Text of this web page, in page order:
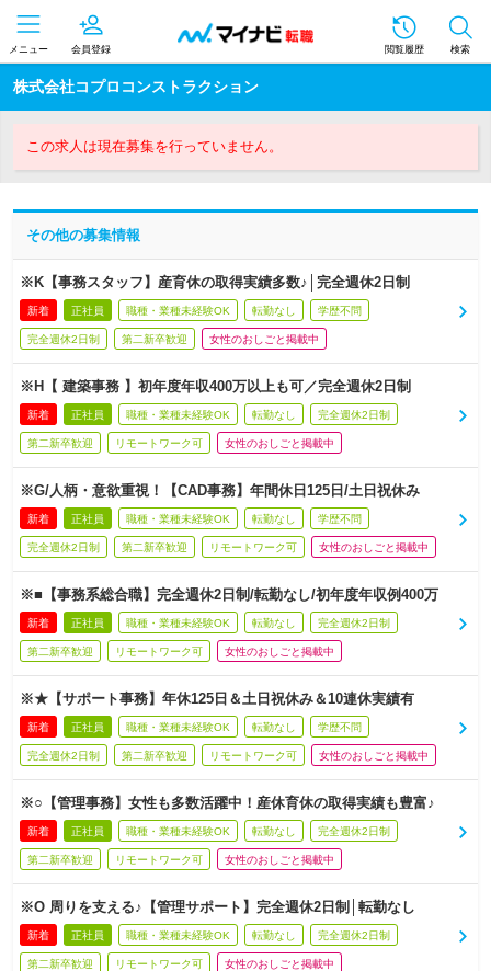
メニュー 会員登録 閲覧履歴 検索
株式会社コプロコンストラクション
この求人は現在募集を行っていません。
その他の募集情報
※K【事務スタッフ】産育休の取得実績多数♪│完全週休2日制
新着 正社員 職種・業種未経験OK 転勤なし 学歴不問
完全週休2日制 第二新卒歓迎 女性のおしごと掲載中
※H【 建築事務 】初年度年収400万以上も可／完全週休2日制
新着 正社員 職種・業種未経験OK 転勤なし 完全週休2日制
第二新卒歓迎 リモートワーク可 女性のおしごと掲載中
※G/人柄・意欲重視！【CAD事務】年間休日125日/土日祝休み
新着 正社員 職種・業種未経験OK 転勤なし 学歴不問
完全週休2日制 第二新卒歓迎 リモートワーク可 女性のおしごと掲載中
※■【事務系総合職】完全週休2日制/転勤なし/初年度年収例400万
新着 正社員 職種・業種未経験OK 転勤なし 完全週休2日制
第二新卒歓迎 リモートワーク可 女性のおしごと掲載中
※★【サポート事務】年休125日＆土日祝休み＆10連休実績有
新着 正社員 職種・業種未経験OK 転勤なし 学歴不問
完全週休2日制 第二新卒歓迎 リモートワーク可 女性のおしごと掲載中
※○【管理事務】女性も多数活躍中！産休育休の取得実績も豊富♪
新着 正社員 職種・業種未経験OK 転勤なし 完全週休2日制
第二新卒歓迎 リモートワーク可 女性のおしごと掲載中
※O 周りを支える♪【管理サポート】完全週休2日制│転勤なし
新着 正社員 職種・業種未経験OK 転勤なし 完全週休2日制
第二新卒歓迎 リモートワーク可 女性のおしごと掲載中